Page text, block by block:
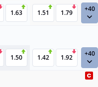
1.63 1.51 1.79 +40
1.50 1.42 1.92 +40